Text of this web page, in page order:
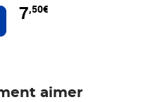
au panier
7,50€
aimer